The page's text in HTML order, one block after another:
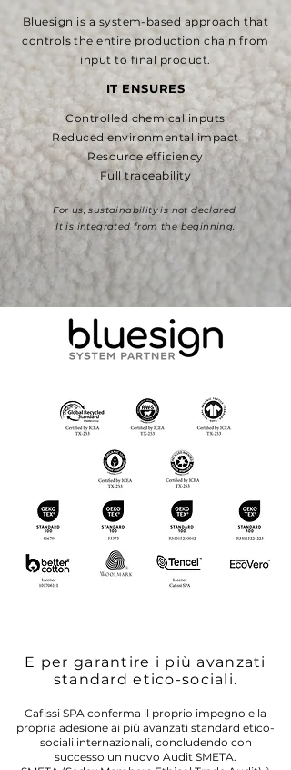
Bluesign is a system-based approach that
controls the entire production chain from
input to final product.
IT ENSURES
Controlled chemical inputs
Reduced environmental impact
Resource efficiency
Full traceability
For us, sustainability is not declared.
It is integrated from the beginning.
E per garantire i più avanzati
standard etico-sociali.
Cafissi SPA conferma il proprio impegno e la
propria adesione ai più avanzati standard etico-
sociali internazionali, concludendo con
successo un nuovo Audit SMETA.